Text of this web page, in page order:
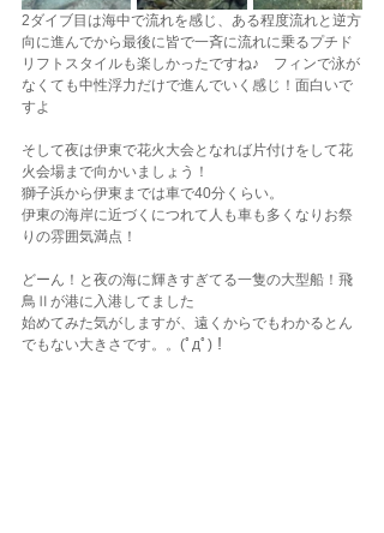
2ダイブ目は海中で流れを感じ、ある程度流れと逆方
向に進んでから最後に皆で一斉に流れに乗るプチド
リフトスタイルも楽しかったですね♪　フィンで泳が
なくても中性浮力だけで進んでいく感じ！面白いで
すよ
そして夜は伊東で花火大会となれば片付けをして花
火会場まで向かいましょう！
獅子浜から伊東までは車で40分くらい。
伊東の海岸に近づくにつれて人も車も多くなりお祭
りの雰囲気満点！
どーん！と夜の海に輝きすぎてる一隻の大型船！飛
鳥Ⅱが港に入港してました
始めてみた気がしますが、遠くからでもわかるとん
でもない大きさです。。(ﾟдﾟ)！